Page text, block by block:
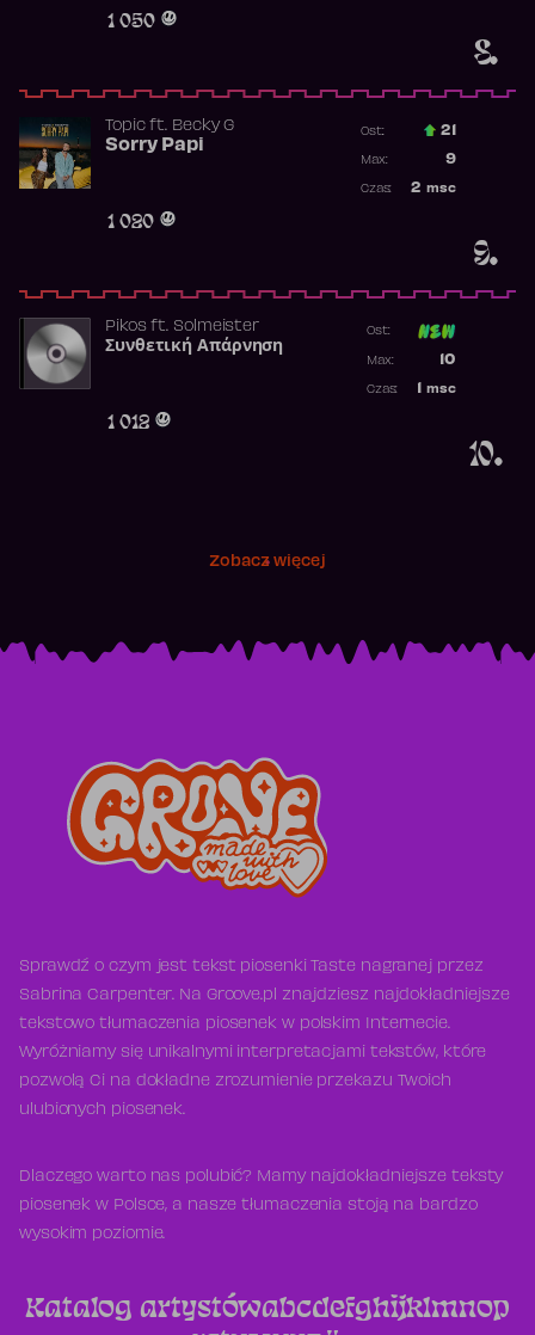
8.
1 050
9.
Topicft. Becky G
Sorry Papi
1 020
Ost.: 21
9
Max:
2 msc
Czas:
10.
Pikosft. Solmeister
Συνθετική Απάρνηση
1 012
Ost:
10
Max:
msc
Czas:
Zobacz więcej
Sprawdź o czym jest tekst piosenki Taste nagranej przez
Sabrina Carpenter. Na Groove.pl znajdziesz najdokładniejsze
tekstowo tłumaczenia piosenek w polskim Internecie.
Wyróżniamy się unikalnymi interpretacjami tekstów, które
pozwolą Ci na dokładne zrozumienie przekazu Twoich
ulubionych piosenek.
Dlaczego warto nas polubić? Mamy najdokładniejsze teksty
piosenek w Polsce, a nasze tłumaczenia stoją na bardzo
wysokim poziomie.
Katalog artystówabcdefghijklmnop